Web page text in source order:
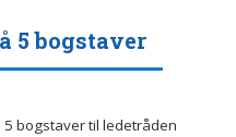
5 bogstaver
bogstaver til ledetråden